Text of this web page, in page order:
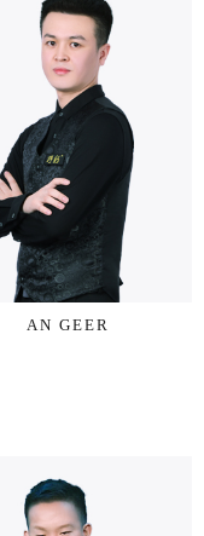
AN GEER